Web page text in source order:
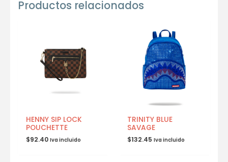
Productos relacionados
HENNY SIP LOCK
POUCHETTE
$92.40 Iva incluido
TRINITY BLUE
SAVAGE
$132.45 Iva incluido